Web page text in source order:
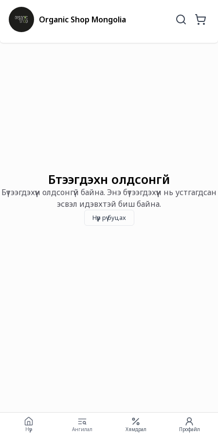
Organic Shop Mongolia
Бүтээгдэхүүн олдсонгүй
Бүтээгдэхүүн олдсонгүй байна. Энэ бүтээгдэхүүн нь устгагдсан
эсвэл идэвхтэй биш байна.
Нүүр рүү буцах
Нүүр Ангилал Хямдрал Профайл